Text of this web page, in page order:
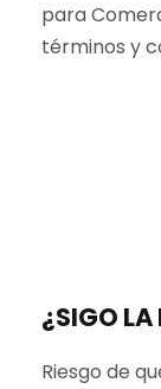
para
términos y
¿SIGO
Riesgo de